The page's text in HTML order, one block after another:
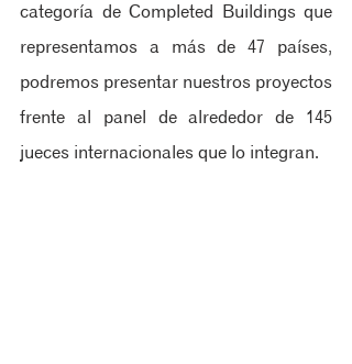
categoría de Completed Buildings que
representamos a más de 47 países,
podremos presentar nuestros proyectos
frente al panel de alrededor de 145
jueces internacionales que lo integran.